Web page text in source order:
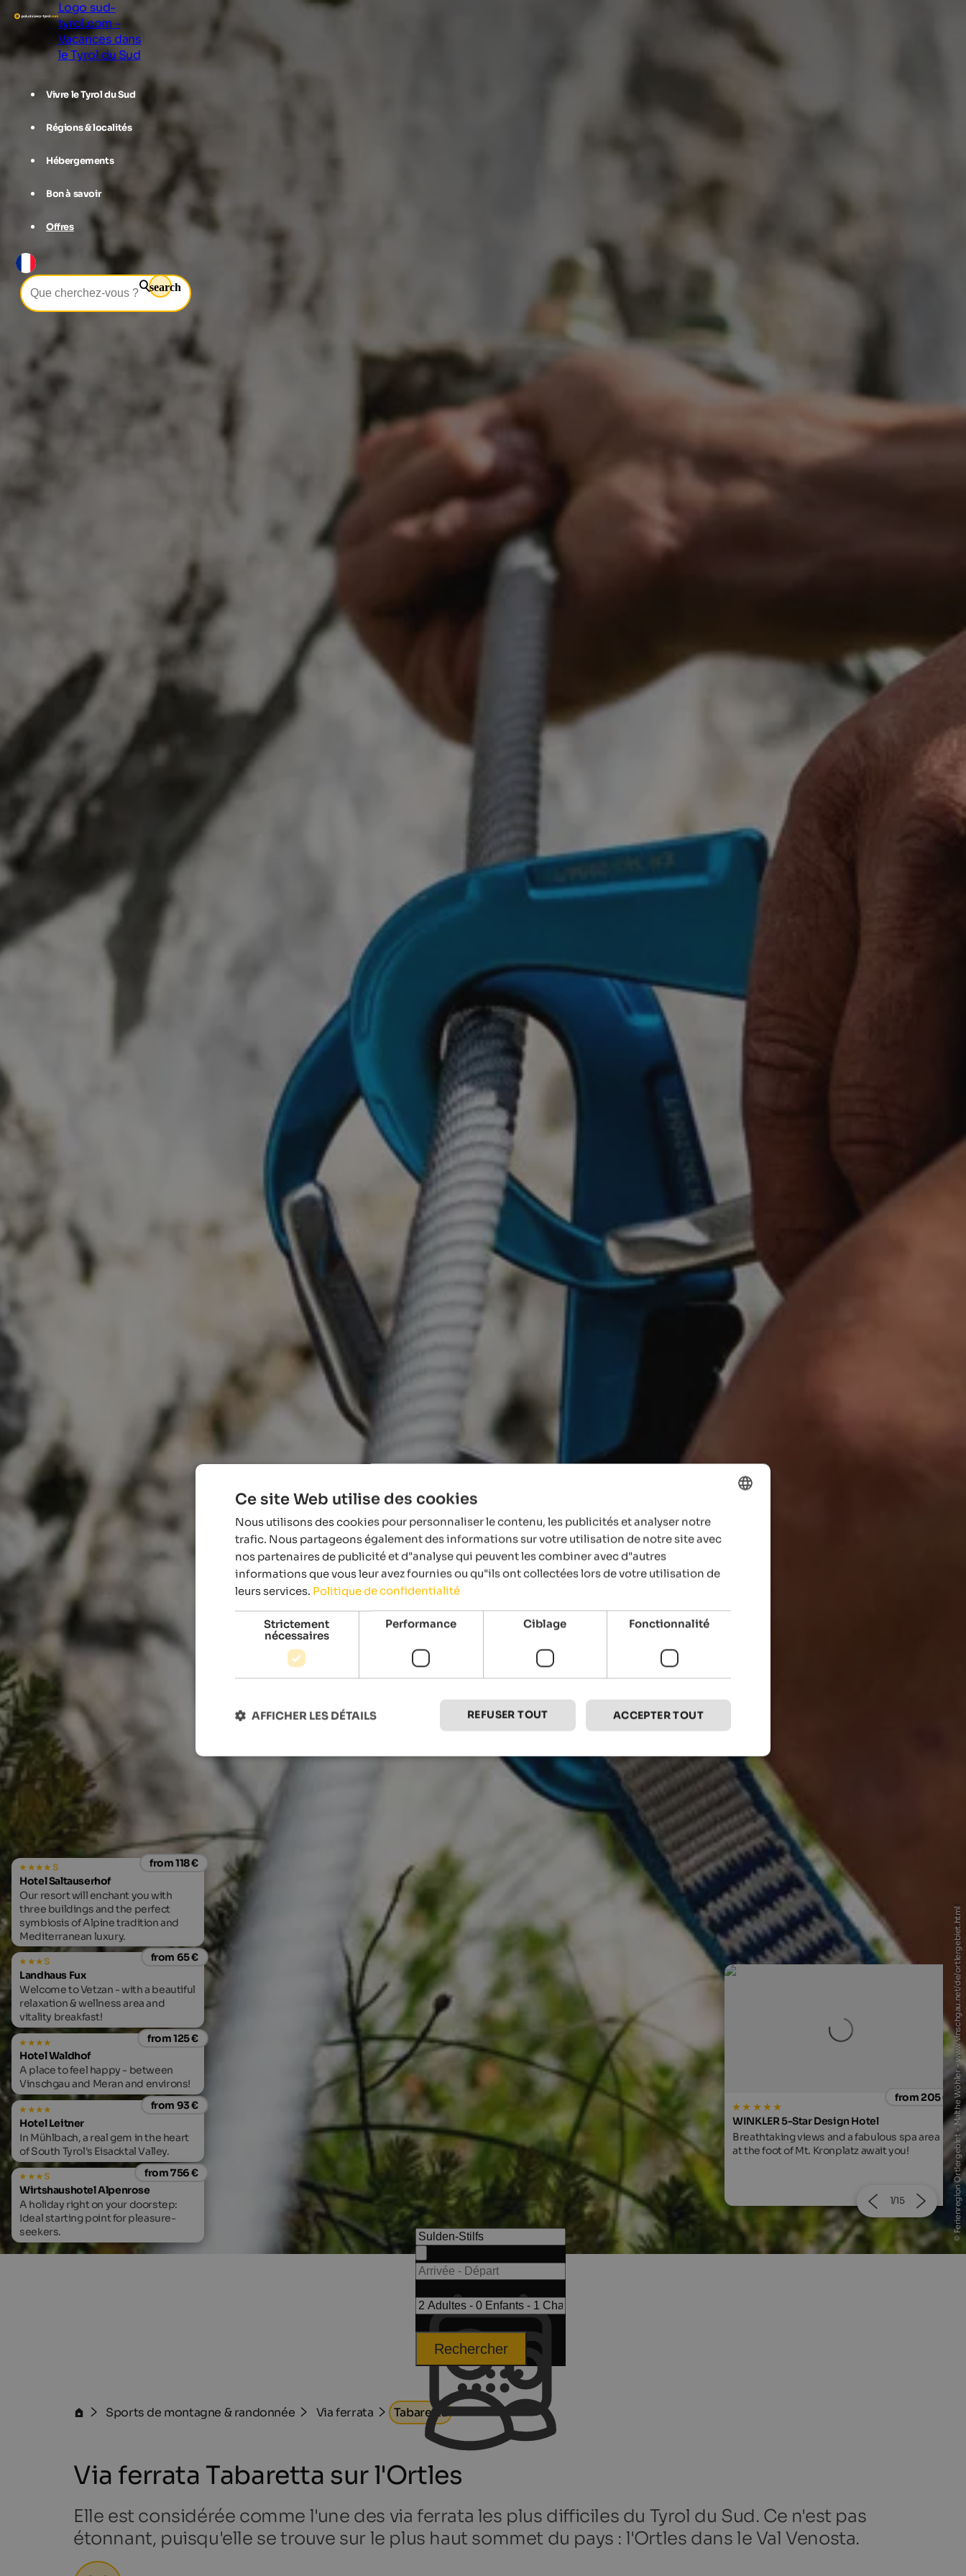
Logo sud-
tyrol.com -
Vacances dans
le Tyrol du Sud
Vivre le Tyrol du Sud
Régions & localités
Hébergements
Bon à savoir
Offres
search
from 118 €
s
Hotel Saltauserhof
Our resort will enchant you with
three buildings and the perfect
symbiosis of Alpine tradition and
Mediterranean luxury.
from 65 €
s
Landhaus Fux
Welcome to Vetzan - with a beautiful
relaxation & wellness area and
vitality breakfast!
from 125 €
Hotel Waldhof
A place to feel happy - between
Vinschgau and Meran and environs!
from 93 €
Hotel Leitner
In Mühlbach, a real gem in the heart
of South Tyrol's Eisacktal Valley.
from 756 €
s
Wirtshaushotel Alpenrose
A holiday right on your doorstep:
Ideal starting point for pleasure-
seekers.
from 205 €
WINKLER 5-Star Design Hotel
Breathtaking views and a fabulous spa area
at the foot of Mt. Kronplatz await you!
from 163
VIKTORIA ALPINE HIDEAWAY
Enjoy your break in the unique waldSPA on
over 6000m²!
2/15 © Ferienregion Ortlergebiet - Malthe Wöhler - www.vinschgau.net/de/ortlergebiet.html
Rechercher
Sports de montagne & randonnée Via ferrata Tabaretta
Via ferrata Tabaretta sur l'Ortles
Elle est considérée comme l'une des via ferrata les plus difficiles du Tyrol du Sud. Ce n'est pas
étonnant, puisqu'elle se trouve sur le plus haut sommet du pays : l'Ortles dans le Val Venosta.
ENGLISH
FRENCH
Ce site Web utilise des cookies
Nous utilisons des cookies pour personnaliser le contenu, les publicités et analyser notre
trafic. Nous partageons également des informations sur votre utilisation de notre site avec
nos partenaires de publicité et d"analyse qui peuvent les combiner avec d"autres
informations que vous leur avez fournies ou qu"ils ont collectées lors de votre utilisation de
leurs services. Politique de confidentialité
Strictement
nécessaires
Performance Ciblage Fonctionnalité
ACCEPTER TOUT
REFUSER TOUT
AFFICHER LES DÉTAILS